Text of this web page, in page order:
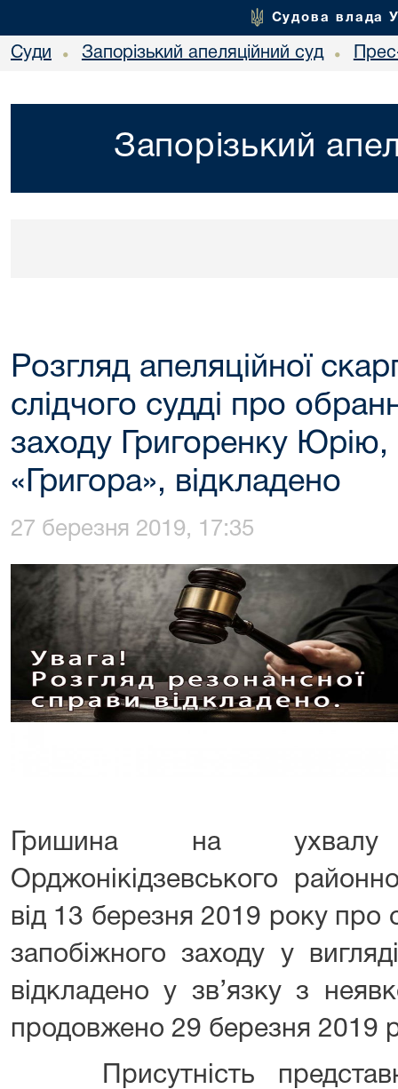
Судова влада
Суди • Запорізький апеляційний суд •
Запорізький
Розгляд апеляційної
слідчого судді про
заходу Григоренку Юрію,
«Григора», відкладено
27 березня 2019, 17:35
Гришина на ухвалу
Орджонікідзевського
від 13 березня 2019 року про
запобіжного заходу у
відкладено у зв’язку з
продовжено 29 березня 2019
Присутність